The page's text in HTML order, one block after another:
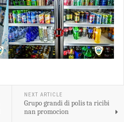
NEXT ARTICLE
Grupo grandi di polis ta ricibi
nan promocion